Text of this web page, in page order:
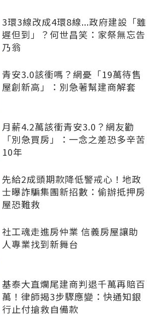
3環3線改成4環8線...政府建設「雖
遲但到」？何世昌笑：家祭無忘告
乃翁
青安3.0該衝嗎？網憂「19萬待售
屋創新高」：別急著幫建商解套
月薪4.2萬該衝青安3.0？網友勸
「別急買房」：一念之差恐多辛苦
10年
先給2成頭期款降低警戒心！地政
士曝詐騙集團新招數：偷辦抵押房
屋恐難救
社工魂走進房仲業 信義房屋讓助
人專業找到新舞台
基泰大直爛尾建商判退千萬再賠百
萬！律師揭3步驟應變：快通知銀
行止付搶救自備款